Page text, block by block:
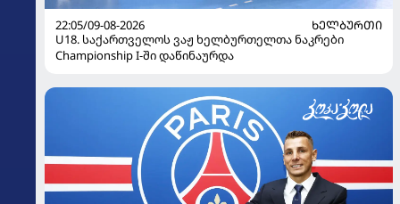
22:05/09-08-2026
ᲮᲔᲚᲑᲣᲠᲗᲘ
U18. საქართველოს ვაჟ ხელბურთელთა ნაკრები
Championship I-ში დაწინაურდა